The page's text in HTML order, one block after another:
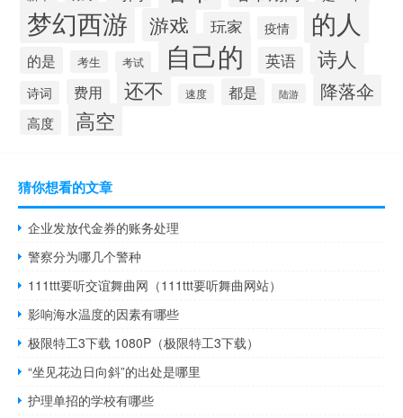
梦幻西游 游戏 玩家 疫情 的人
的是 考生 考试 自己的 英语 诗人
诗词 费用 还不 速度 都是 陆游 降落伞
高度 高空
猜你想看的文章
企业发放代金券的账务处理
警察分为哪几个警种
111ttt要听交谊舞曲网（111ttt要听舞曲网站）
影响海水温度的因素有哪些
极限特工3下载 1080P（极限特工3下载）
“坐见花边日向斜”的出处是哪里
护理单招的学校有哪些